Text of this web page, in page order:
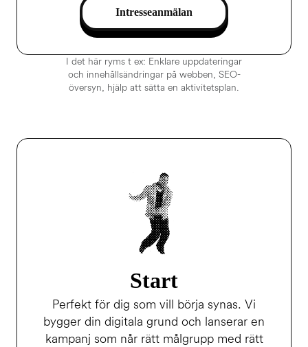
Intresseanmälan
I det här ryms t ex: Enklare uppdateringar
och innehållsändringar på webben, SEO-
översyn, hjälp att sätta en aktivitetsplan.
Start
Perfekt för dig som vill börja synas. Vi
bygger din digitala grund och lanserar en
kampanj som når rätt målgrupp med rätt